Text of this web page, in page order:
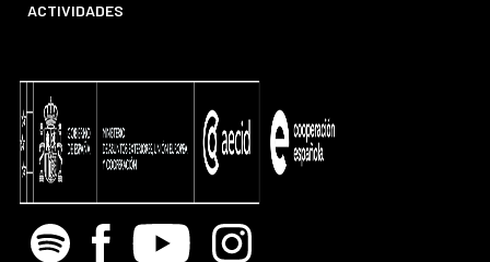
ACTIVIDADES
Spotify Facebook
Youtube Instagram